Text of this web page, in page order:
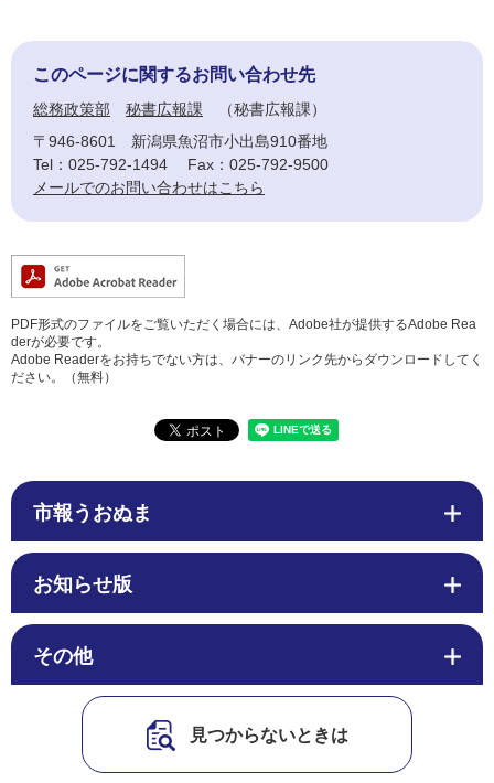
このページに関するお問い合わせ先
総務政策部 秘書広報課
秘書広報課
〒946-8601
新潟県魚沼市小出島910番地
Tel：025-792-1494
Fax：025-792-9500
メールでのお問い合わせはこちら
PDF形式のファイルをご覧いただく場合には、Adobe社が提供するAdobe Rea
derが必要です。
Adobe Readerをお持ちでない方は、バナーのリンク先からダウンロードしてく
ださい。（無料）
市報うおぬま
お知らせ版
その他
見つからないときは